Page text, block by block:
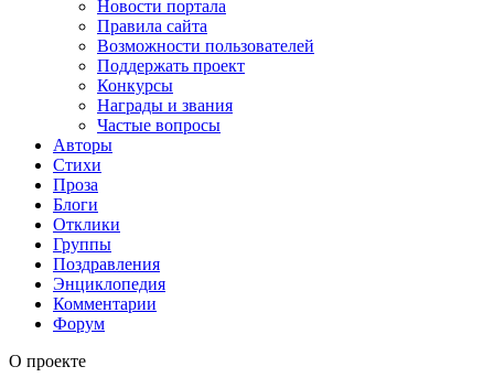
Новости портала
Правила сайта
Возможности пользователей
Поддержать проект
Конкурсы
Награды и звания
Частые вопросы
Авторы
Стихи
Проза
Блоги
Отклики
Группы
Поздравления
Энциклопедия
Комментарии
Форум
О проекте